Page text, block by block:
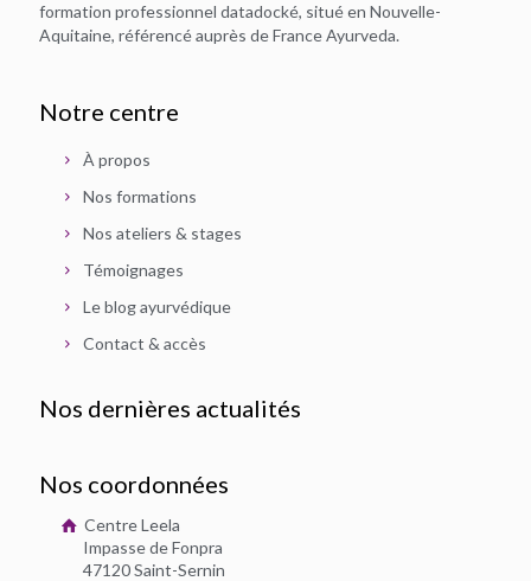
formation professionnel datadocké, situé en Nouvelle-
Aquitaine, référencé auprès de France Ayurveda.
Notre centre
À propos
Nos formations
Nos ateliers & stages
Témoignages
Le blog ayurvédique
Contact & accès
Nos dernières actualités
Nos coordonnées
Centre Leela
Impasse de Fonpra
47120 Saint-Sernin